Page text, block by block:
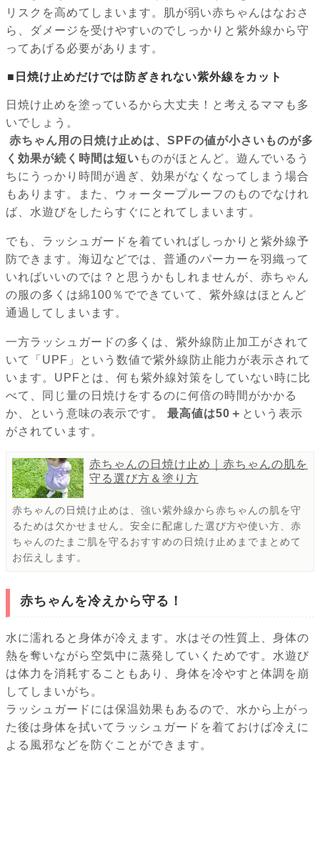
リスクを高めてしまいます。肌が弱い赤ちゃんはなおさ
ら、ダメージを受けやすいのでしっかりと紫外線から守
ってあげる必要があります。
■日焼け止めだけでは防ぎきれない紫外線をカット
日焼け止めを塗っているから大丈夫！と考えるママも多
いでしょう。
赤ちゃん用の日焼け止めは、SPFの値が小さいものが多
く効果が続く時間は短い ものがほとんど。遊んでいるう
ちにうっかり時間が過ぎ、効果がなくなってしまう場合
もあります。また、ウォータープルーフのものでなけれ
ば、水遊びをしたらすぐにとれてしまいます。
でも、ラッシュガードを着ていればしっかりと紫外線予
防できます。海辺などでは、普通のパーカーを羽織って
いればいいのでは？と思うかもしれませんが、赤ちゃん
の服の多くは綿100％でできていて、紫外線はほとんど
通過してしまいます。
一方ラッシュガードの多くは、紫外線防止加工がされて
いて「UPF」という数値で紫外線防止能力が表示されて
います。UPFとは、何も紫外線対策をしていない時に比
べて、同じ量の日焼けをするのに何倍の時間がかかる
か、という意味の表示です。
最高値は50＋ という表示
がされています。
赤ちゃんの日焼け止め｜赤ちゃんの肌を
守る選び方＆塗り方
赤ちゃんの日焼け止めは、強い紫外線から赤ちゃんの肌を守
るためは欠かせません。安全に配慮した選び方や使い方、赤
ちゃんのたまご肌を守るおすすめの日焼け止めまでまとめて
お伝えします。
赤ちゃんを冷えから守る！
水に濡れると身体が冷えます。水はその性質上、身体の
熱を奪いながら空気中に蒸発していくためです。水遊び
は体力を消耗することもあり、身体を冷やすと体調を崩
してしまいがち。
ラッシュガードには保温効果もあるので、水から上がっ
た後は身体を拭いてラッシュガードを着ておけば冷えに
よる風邪などを防ぐことができます。